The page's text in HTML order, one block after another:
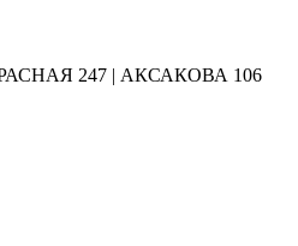
247 | АКСАКОВА 106